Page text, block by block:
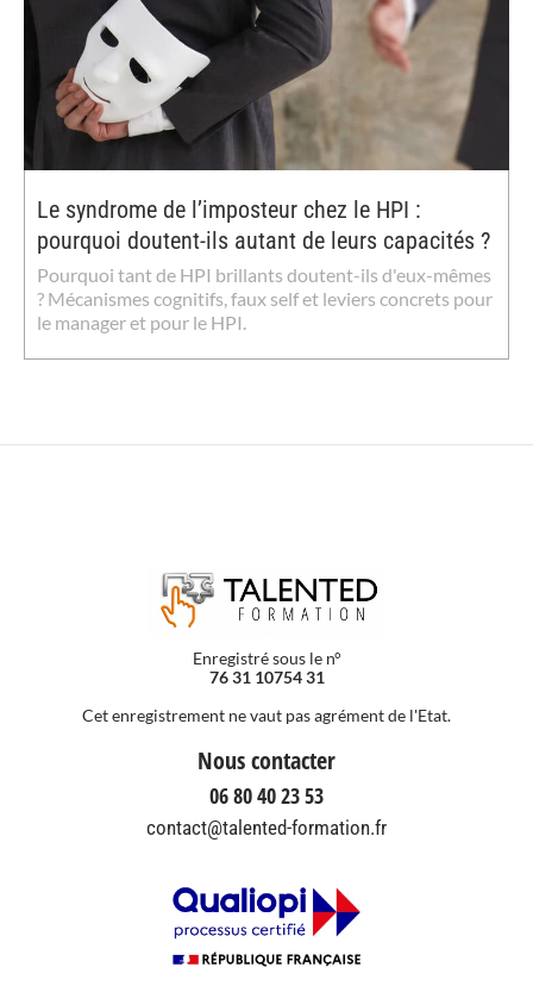
Le syndrome de l’imposteur chez le HPI :
pourquoi doutent-ils autant de leurs capacités ?
Pourquoi tant de HPI brillants doutent-ils d'eux-mêmes
? Mécanismes cognitifs, faux self et leviers concrets pour
le manager et pour le HPI.
Enregistré sous le n°
76 31 10754 31
Cet enregistrement ne vaut pas agrément de l'Etat.
Nous contacter
06 80 40 23 53
contact@talented-formation.fr